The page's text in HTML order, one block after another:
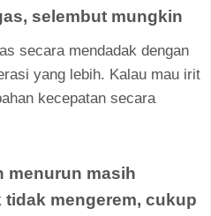
selembut mungkin
secara mendadak dengan
yang lebih. Kalau mau irit
kecepatan secara
menurun masih
mengerem, cukup